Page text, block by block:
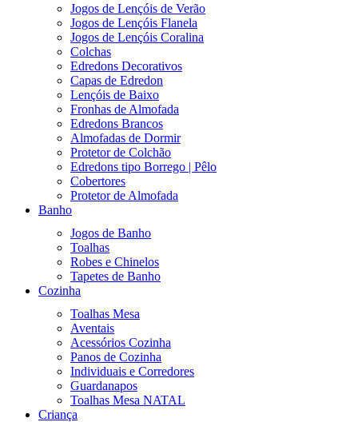
Jogos de Lençóis de Verão
Jogos de Lençóis Flanela
Jogos de Lençóis Coralina
Colchas
Edredons Decorativos
Capas de Edredon
Lençóis de Baixo
Fronhas de Almofada
Edredons Brancos
Almofadas de Dormir
Protetor de Colchão
Edredons tipo Borrego | Pêlo
Cobertores
Protetor de Almofada
Banho
Jogos de Banho
Toalhas
Robes e Chinelos
Tapetes de Banho
Cozinha
Toalhas Mesa
Aventais
Acessórios Cozinha
Panos de Cozinha
Individuais e Corredores
Guardanapos
Toalhas Mesa NATAL
Criança